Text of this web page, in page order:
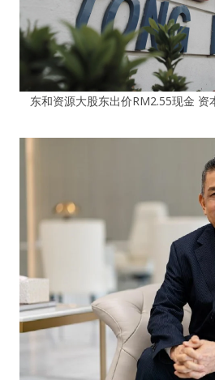
东和资源大股东出价RM2.55现金 资